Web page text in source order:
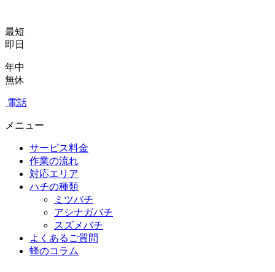
最短
即日
年中
無休
電話
メニュー
サービス料金
作業の流れ
対応エリア
ハチの種類
ミツバチ
アシナガバチ
スズメバチ
よくあるご質問
蜂のコラム